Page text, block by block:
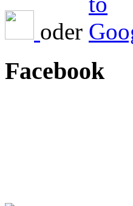
oder
Facebook